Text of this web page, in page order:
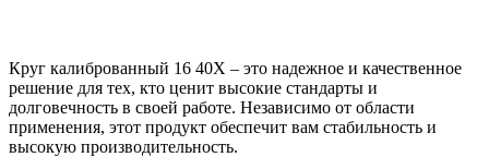
Круг калиброванный 16 40Х – это надежное и качественное
решение для тех, кто ценит высокие стандарты и
долговечность в своей работе. Независимо от области
применения, этот продукт обеспечит вам стабильность и
высокую производительность.